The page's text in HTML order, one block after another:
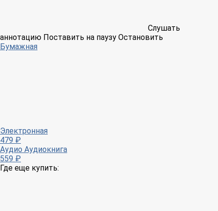
Слушать
аннотацию Поставить на паузу Остановить
Бумажная
Электронная
479 ₽
Аудио Аудиокнига
559 ₽
Где еще купить: